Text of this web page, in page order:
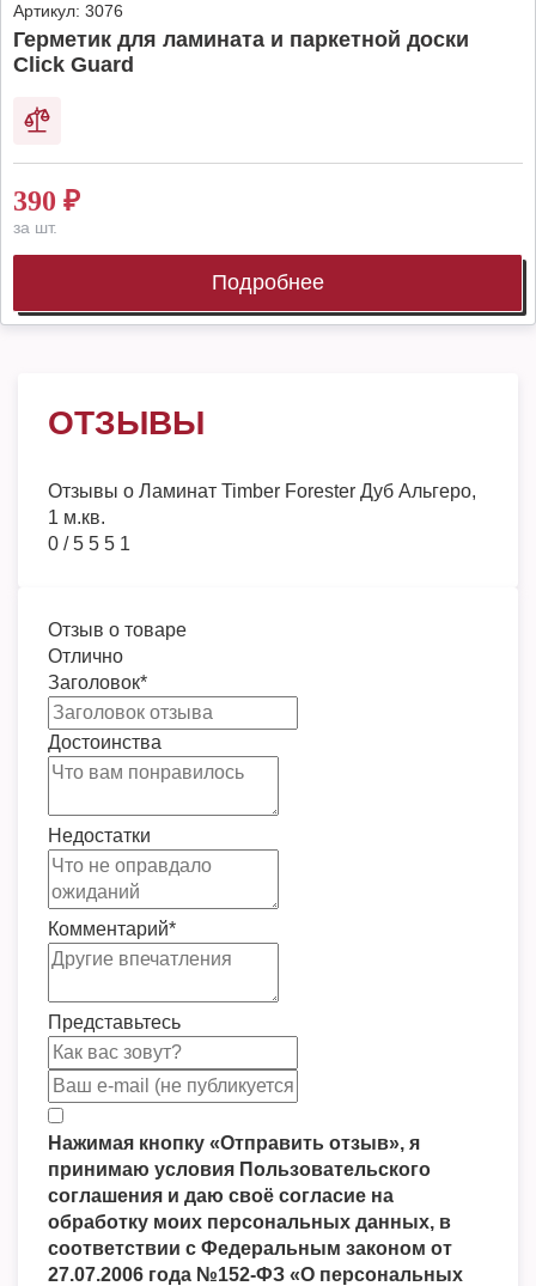
Артикул: 3076
Герметик для ламината и паркетной доски
Click Guard
390 ₽
за шт.
Подробнее
ОТЗЫВЫ
Отзывы о Ламинат Timber Forester Дуб Альгеро,
1 м.кв.
0 /5 5 5 1
Отзыв о товаре
Отлично
Заголовок*
Достоинства
Недостатки
Комментарий*
Представьтесь
Нажимая кнопку «Отправить отзыв», я
принимаю условия Пользовательского
соглашения и даю своё согласие на
обработку моих персональных данных, в
соответствии с Федеральным законом от
27.07.2006 года №152-ФЗ «О персональных